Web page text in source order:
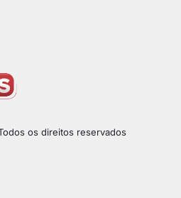
os direitos reservados